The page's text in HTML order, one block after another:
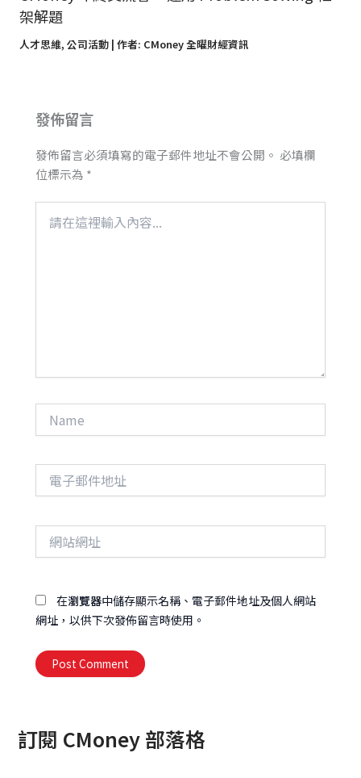
架解題
人才思維, 公司活動| 作者: CMoney 全曜財經資訊
發佈留言
發佈留言必須填寫的電子郵件地址不會公開。 必填欄
位標示為 *
在瀏覽器中儲存顯示名稱、電子郵件地址及個人網站
網址，以供下次發佈留言時使用。
訂閱 CMoney 部落格